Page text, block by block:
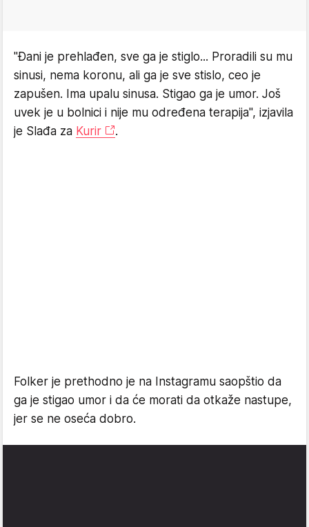
"Đani je prehlađen, sve ga je stiglo... Proradili su mu
sinusi, nema koronu, ali ga je sve stislo, ceo je
zapušen. Ima upalu sinusa. Stigao ga je umor. Još
uvek je u bolnici i nije mu određena terapija", izjavila
je Slađa za Kurir .
Folker je prethodno je na Instagramu saopštio da
ga je stigao umor i da će morati da otkaže nastupe,
jer se ne oseća dobro.